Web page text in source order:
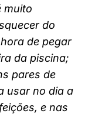
muito
do
de pegar
da piscina;
pares de
usar no dia a
e nas